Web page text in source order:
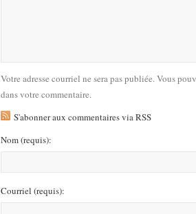
Votre adresse courriel ne sera pas publiée. Vous
dans votre commentaire.
S'abonner aux commentaires via RSS
Nom(requis):
Courriel (requis):